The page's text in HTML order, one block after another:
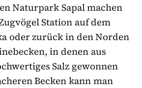
Naturpark Sapal machen
Station auf dem
oder zurück in den Norden
in denen aus
Salz gewonnen
Becken kann man